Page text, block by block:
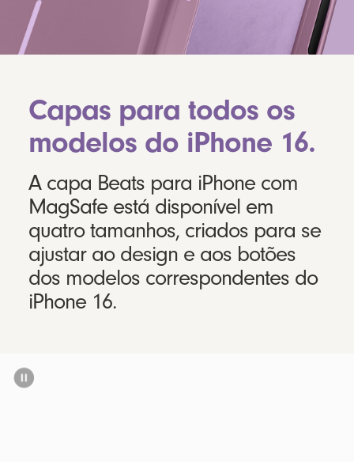
Capas para todos os
modelos do iPhone 16.
A capa Beats para iPhone com
MagSafe está disponível em
quatro tamanhos, criados para se
ajustar ao design e aos botões
dos modelos correspondentes do
iPhone 16.